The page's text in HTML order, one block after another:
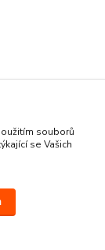
souborů
se Vašich